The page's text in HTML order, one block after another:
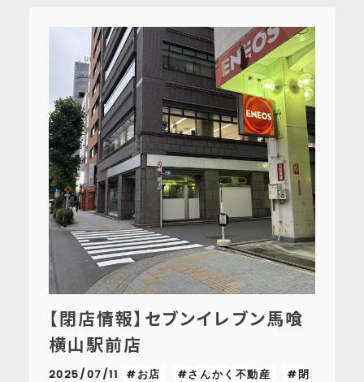
【閉店情報】セブンイレブン馬喰
横山駅前店
2025/07/11 #お店 #さんかく不動産
#閉